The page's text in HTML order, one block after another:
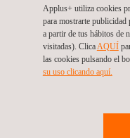
María de Sancha
Tel.:+34 691 250 977
Applus+ utiliza cookies
para mostrarte publicidad
a partir de tus hábitos de
visitadas). Clica AQUÍ
las cookies pulsando el
su uso clicando aquí.